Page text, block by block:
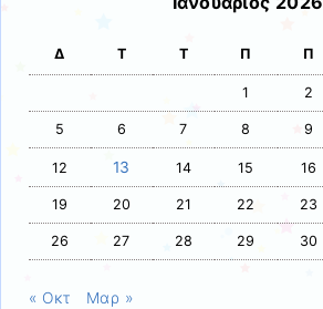
Δ Τ Τ Π Π
1 2
5 6 7 8 9
12 13 14 15 16
19 20 21 22 23
26 27 28 29 30
« Οκτ Μαρ »